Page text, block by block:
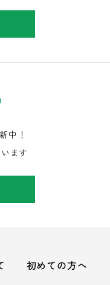
中！
ます
初めての方へ